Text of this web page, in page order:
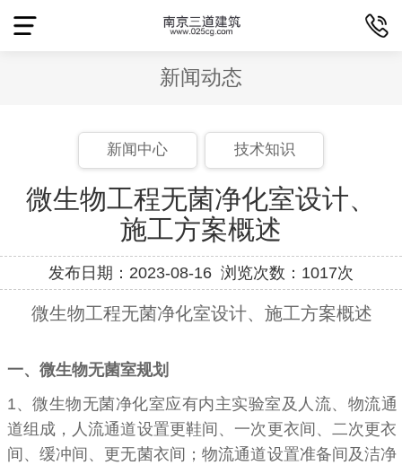
新闻动态
新闻中心 技术知识
微生物工程无菌净化室设计、
施工方案概述
发布日期：2023-08-16 浏览次数：1017次
微生物工程无菌净化室设计、施工方案概述
一、 微生物无菌室规划
1、微生物无菌净化室应有内主实验室及人流、物流通
道组成，人流通道设置更鞋间、一次更衣间、二次更衣
间、缓冲间、更无菌衣间；物流通道设置准备间及洁净